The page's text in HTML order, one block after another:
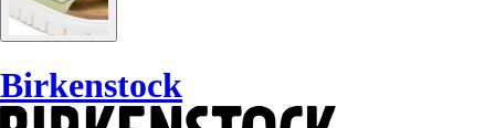
Birkenstock